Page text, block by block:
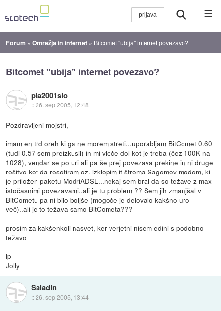
☰
Forum »Omrežja in internet » Bitcomet "ubija" internet povezavo?
Bitcomet "ubija" internet povezavo?
pia2001slo
::26. sep 2005, 12:48
Pozdravljeni mojstri,
imam en trd oreh ki ga ne morem streti...uporabljam BitComet 0.60
(tudi 0.57 sem preizkusil) in mi vleče dol kot je treba (čez 100K na
1028), vendar se po uri ali pa še prej povezava prekine in ni druge
rešitve kot da resetiram oz. izklopim it štroma Sagemov modem, ki
je priložen paketu ModriADSL...nekaj sem bral da so težave z max
istočasnimi povezavami..ali je tu problem ?? Sem jih zmanjšal v
BitCometu pa ni bilo boljše (mogoče je delovalo kakšno uro
več)..ali je to težava samo BitCometa???
prosim za kakšenkoli nasvet, ker verjetni nisem edini s podobno
težavo
lp
Jolly
Saladin
::26. sep 2005, 13:44